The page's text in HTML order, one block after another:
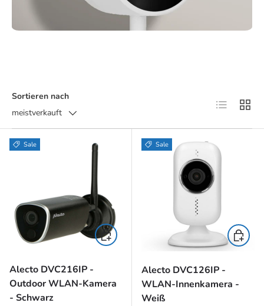
Sortieren nach
meistverkauft
Sale
Alecto DVC216IP -
Outdoor WLAN-Kamera
- Schwarz
In den Warenkorb
Sale
Alecto DVC126IP -
WLAN-Innenkamera -
Weiß
In den